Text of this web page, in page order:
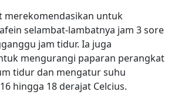
merekomendasikan untuk
selambat-lambatnya jam 3 sore
jam tidur. Ia juga
mengurangi paparan perangkat
tidur dan mengatur suhu
hingga 18 derajat Celcius.